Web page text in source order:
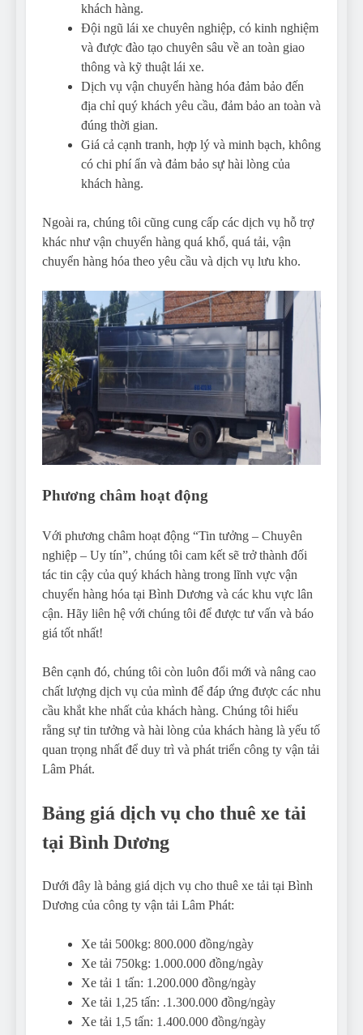
khách hàng.
Đội ngũ lái xe chuyên nghiệp, có kinh nghiệm
và được đào tạo chuyên sâu về an toàn giao
thông và kỹ thuật lái xe.
Dịch vụ vận chuyển hàng hóa đảm bảo đến
địa chỉ quý khách yêu cầu, đảm bảo an toàn và
đúng thời gian.
Giá cả cạnh tranh, hợp lý và minh bạch, không
có chi phí ẩn và đảm bảo sự hài lòng của
khách hàng.
Ngoài ra, chúng tôi cũng cung cấp các dịch vụ hỗ trợ
khác như vận chuyển hàng quá khổ, quá tải, vận
chuyển hàng hóa theo yêu cầu và dịch vụ lưu kho.
Phương châm hoạt động
Với phương châm hoạt động “Tin tưởng – Chuyên
nghiệp – Uy tín”, chúng tôi cam kết sẽ trở thành đối
tác tin cậy của quý khách hàng trong lĩnh vực vận
chuyển hàng hóa tại Bình Dương và các khu vực lân
cận. Hãy liên hệ với chúng tôi để được tư vấn và báo
giá tốt nhất!
Bên cạnh đó, chúng tôi còn luôn đổi mới và nâng cao
chất lượng dịch vụ của mình để đáp ứng được các nhu
cầu khắt khe nhất của khách hàng. Chúng tôi hiểu
rằng sự tin tưởng và hài lòng của khách hàng là yếu tố
quan trọng nhất để duy trì và phát triển công ty vận tải
Lâm Phát.
Bảng giá dịch vụ cho thuê xe tải
tại Bình Dương
Dưới đây là bảng giá dịch vụ cho thuê xe tải tại Bình
Dương của công ty vận tải Lâm Phát:
Xe tải 500kg: 800.000 đồng/ngày
Xe tải 750kg: 1.000.000 đồng/ngày
Xe tải 1 tấn: 1.200.000 đồng/ngày
Xe tải 1,25 tấn: .1.300.000 đồng/ngày
Xe tải 1,5 tấn: 1.400.000 đồng/ngày